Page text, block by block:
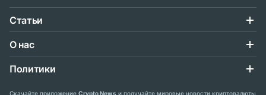
Статьи
О нас
Политики
Скачайте приложение Crypto News и получайте мировые новости криптовалюты